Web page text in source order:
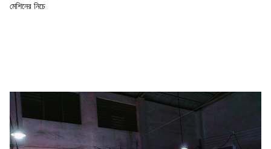
মেশিনের নিচে